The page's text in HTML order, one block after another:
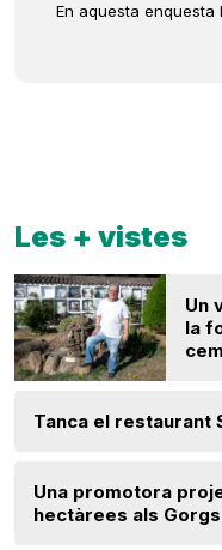
En aquesta
Les + vistes
Un
la
Tanca el restaurant
Una promotora
hectàrees als